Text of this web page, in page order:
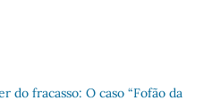
do fracasso: O caso “Fofão da